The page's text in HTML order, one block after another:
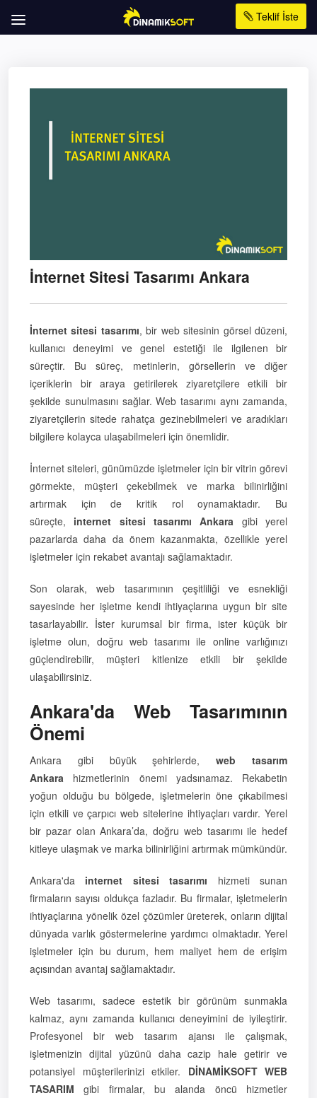
Teklif İste
İnternet Sitesi Tasarımı Ankara
İnternet sitesi tasarımı, bir web sitesinin görsel düzeni,
kullanıcı deneyimi ve genel estetiği ile ilgilenen bir
süreçtir. Bu süreç, metinlerin, görsellerin ve diğer
içeriklerin bir araya getirilerek ziyaretçilere etkili bir
şekilde sunulmasını sağlar. Web tasarımı aynı zamanda,
ziyaretçilerin sitede rahatça gezinebilmeleri ve aradıkları
bilgilere kolayca ulaşabilmeleri için önemlidir.
İnternet siteleri, günümüzde işletmeler için bir vitrin görevi
görmekte, müşteri çekebilmek ve marka bilinirliğini
artırmak için de kritik rol oynamaktadır. Bu
süreçte, internet sitesi tasarımı Ankara gibi yerel
pazarlarda daha da önem kazanmakta, özellikle yerel
işletmeler için rekabet avantajı sağlamaktadır.
Son olarak, web tasarımının çeşitliliği ve esnekliği
sayesinde her işletme kendi ihtiyaçlarına uygun bir site
tasarlayabilir. İster kurumsal bir firma, ister küçük bir
işletme olun, doğru web tasarımı ile online varlığınızı
güçlendirebilir, müşteri kitlenize etkili bir şekilde
ulaşabilirsiniz.
Ankara'da Web Tasarımının
Önemi
Ankara gibi büyük şehirlerde,web tasarım
Ankara hizmetlerinin önemi yadsınamaz. Rekabetin
yoğun olduğu bu bölgede, işletmelerin öne çıkabilmesi
için etkili ve çarpıcı web sitelerine ihtiyaçları vardır. Yerel
bir pazar olan Ankara’da, doğru web tasarımı ile hedef
kitleye ulaşmak ve marka bilinirliğini artırmak mümkündür.
Ankara'da internet sitesi tasarımı hizmeti sunan
firmaların sayısı oldukça fazladır. Bu firmalar, işletmelerin
ihtiyaçlarına yönelik özel çözümler üreterek, onların dijital
dünyada varlık göstermelerine yardımcı olmaktadır. Yerel
işletmeler için bu durum, hem maliyet hem de erişim
açısından avantaj sağlamaktadır.
Web tasarımı, sadece estetik bir görünüm sunmakla
kalmaz, aynı zamanda kullanıcı deneyimini de iyileştirir.
Profesyonel bir web tasarım ajansı ile çalışmak,
işletmenizin dijital yüzünü daha cazip hale getirir ve
potansiyel müşterilerinizi etkiler. DİNAMİKSOFT WEB
TASARIM gibi firmalar, bu alanda öncü hizmetler